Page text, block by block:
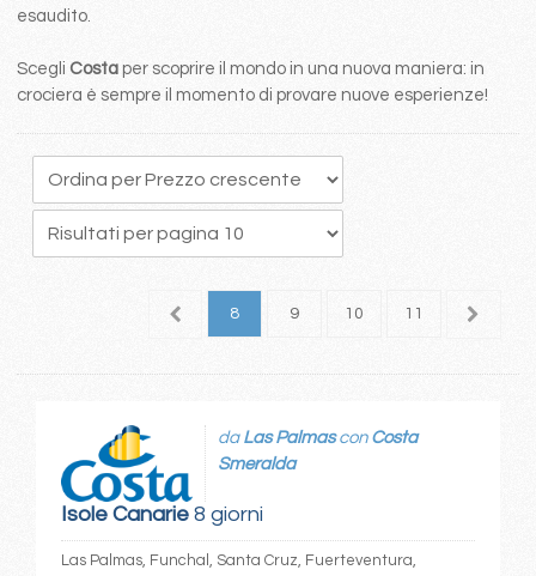
esaudito.
Scegli Costa per scoprire il mondo in una nuova maniera: in
crociera è sempre il momento di provare nuove esperienze!
7 8 9 10 11 12
Isole Canarie8 giorni
da Las Palmascon Costa
Smeralda
Las Palmas, Funchal, Santa Cruz, Fuerteventura,